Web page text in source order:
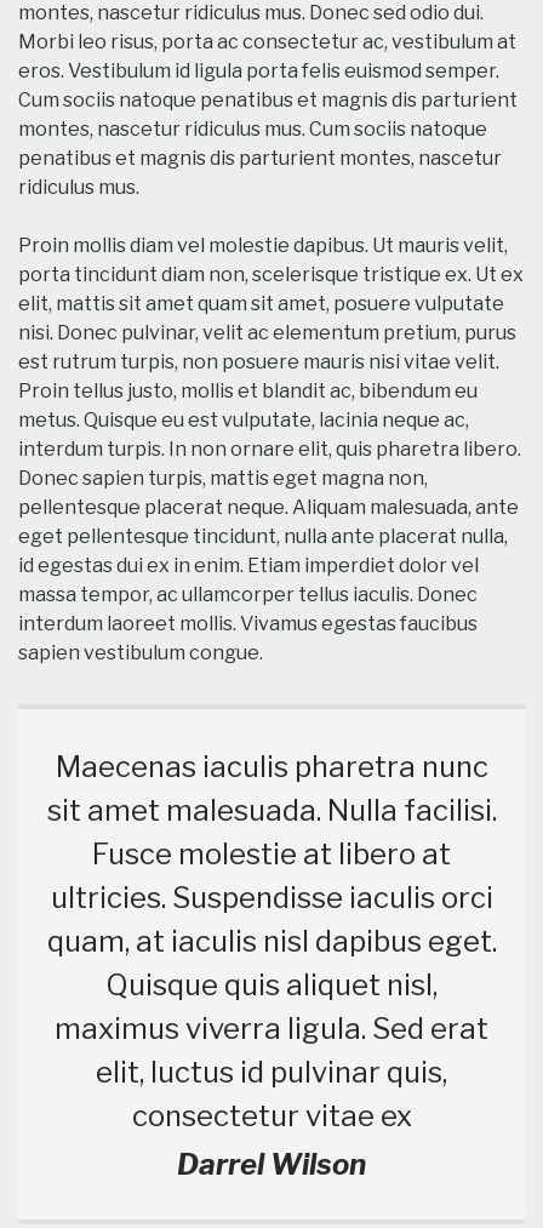
montes, nascetur ridiculus mus. Donec sed odio dui.
Morbi leo risus, porta ac consectetur ac, vestibulum at
eros. Vestibulum id ligula porta felis euismod semper.
Cum sociis natoque penatibus et magnis dis parturient
montes, nascetur ridiculus mus. Cum sociis natoque
penatibus et magnis dis parturient montes, nascetur
ridiculus mus.
Proin mollis diam vel molestie dapibus. Ut mauris velit,
porta tincidunt diam non, scelerisque tristique ex. Ut ex
elit, mattis sit amet quam sit amet, posuere vulputate
nisi. Donec pulvinar, velit ac elementum pretium, purus
est rutrum turpis, non posuere mauris nisi vitae velit.
Proin tellus justo, mollis et blandit ac, bibendum eu
metus. Quisque eu est vulputate, lacinia neque ac,
interdum turpis. In non ornare elit, quis pharetra libero.
Donec sapien turpis, mattis eget magna non,
pellentesque placerat neque. Aliquam malesuada, ante
eget pellentesque tincidunt, nulla ante placerat nulla,
id egestas dui ex in enim. Etiam imperdiet dolor vel
massa tempor, ac ullamcorper tellus iaculis. Donec
interdum laoreet mollis. Vivamus egestas faucibus
sapien vestibulum congue.
Maecenas iaculis pharetra nunc
sit amet malesuada. Nulla facilisi.
Fusce molestie at libero at
ultricies. Suspendisse iaculis orci
quam, at iaculis nisl dapibus eget.
Quisque quis aliquet nisl,
maximus viverra ligula. Sed erat
elit, luctus id pulvinar quis,
consectetur vitae ex
Darrel Wilson